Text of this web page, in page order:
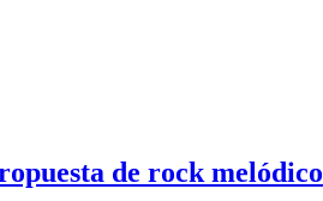
de rock melódico